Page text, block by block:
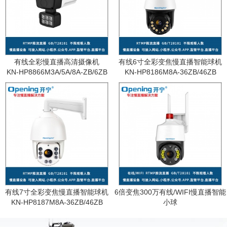
有线全彩慢直播高清摄像机
KN-HP8866M3A/5A/8A-ZB/6ZB
有线6寸全彩变焦慢直播智能球机
KN-HP8186M8A-36ZB/46ZB
有线7寸全彩变焦慢直播智能球机
KN-HP8187M8A-36ZB/46ZB
6倍变焦300万有线/WIFI慢直播智能
小球